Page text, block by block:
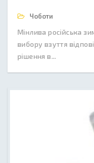
Чоботи
Мінлива російська
вибору взуття
рішення в...